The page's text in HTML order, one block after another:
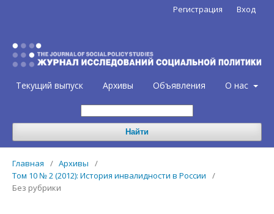
Текущий выпуск Архивы Объявления О нас
Найти
Регистрация Вход
Главная / Архивы
/
Том 10 № 2 (2012): История инвалидности в России
/
Без рубрики